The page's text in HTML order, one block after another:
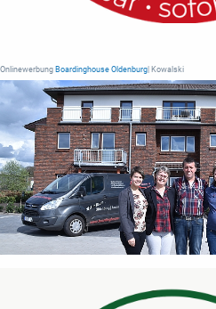
Onlinewerbung Boardinghouse Oldenburg | Kowalski